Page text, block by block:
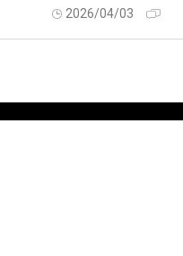
2026/04/03